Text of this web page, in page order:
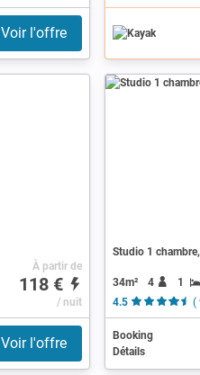
Voir l'offre
À partir de
118 €
/ nuit
Voir l'offre
Studio 1
34m² 4 1
4.5
(
Booking
Détails